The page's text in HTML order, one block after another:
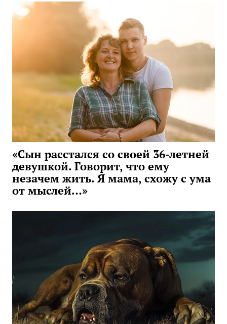
«Сын расстался со своей 36-летней
девушкой. Говорит, что ему
незачем жить. Я мама, схожу с ума
от мыслей…»